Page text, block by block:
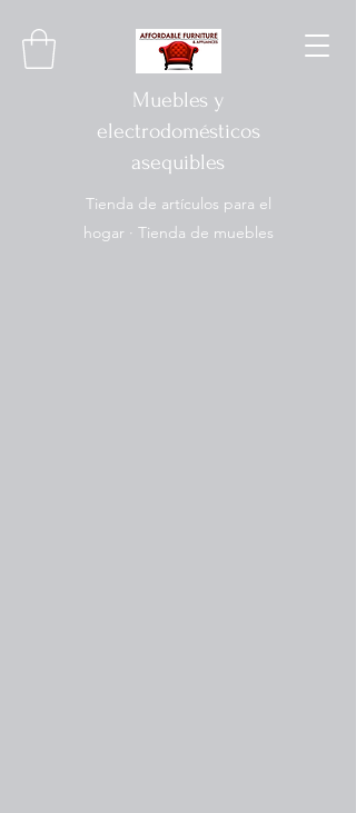
Muebles y
electrodomésticos
asequibles
Tienda de artículos para el
hogar · Tienda de muebles